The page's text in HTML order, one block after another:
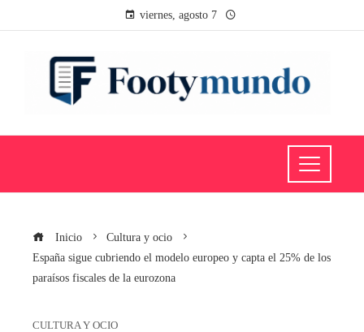
viernes, agosto 7
Inicio
Cultura y ocio
España sigue cubriendo el modelo europeo y capta el 25% de los
paraísos fiscales de la eurozona
CULTURA Y OCIO